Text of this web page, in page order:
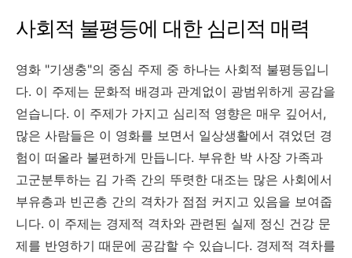
사회적 불평등에 대한 심리적 매력
영화 "기생충"의 중심 주제 중 하나는 사회적 불평등입니
다. 이 주제는 문화적 배경과 관계없이 광범위하게 공감을
얻습니다. 이 주제가 가지고 심리적 영향은 매우 깊어서,
많은 사람들은 이 영화를 보면서 일상생활에서 겪었던 경
험이 떠올라 불편하게 만듭니다. 부유한 박 사장 가족과
고군분투하는 김 가족 간의 뚜렷한 대조는 많은 사회에서
부유층과 빈곤층 간의 격차가 점점 커지고 있음을 보여줍
니다. 이 주제는 경제적 격차와 관련된 실제 정신 건강 문
제를 반영하기 때문에 공감할 수 있습니다. 경제적 격차를